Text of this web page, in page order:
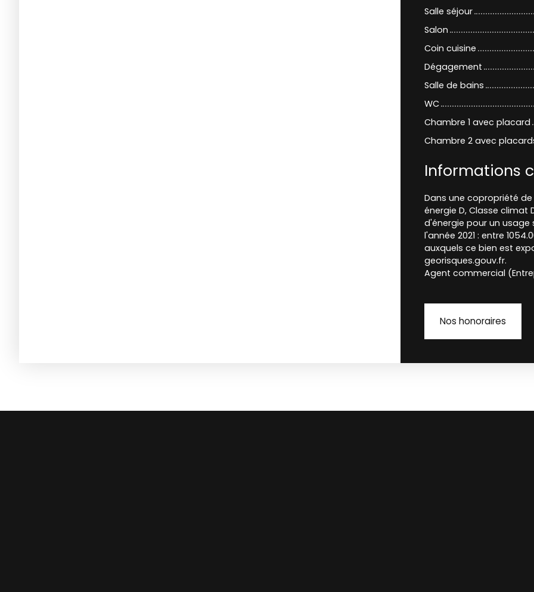
Salle séjour
Salon
Coin cuisine
Dégagement
Salle de bains
WC
Chambre 1 avec placard
Chambre 2 avec
Informations
Dans une copropriété
énergie D, Classe climat
d'énergie pour un
l'année 2021 : entre
auxquels ce bien est
georisques.gouv.fr.
Agent commercial
Nos honoraires